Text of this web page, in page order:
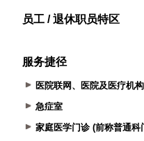
员工 / 退休职员特区
服务捷径
医院联网、医院及医疗机构
急症室
家庭医学门诊 (前称普通科